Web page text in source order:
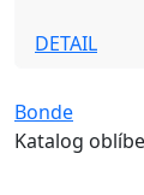
DETAIL
Bonde
Katalog